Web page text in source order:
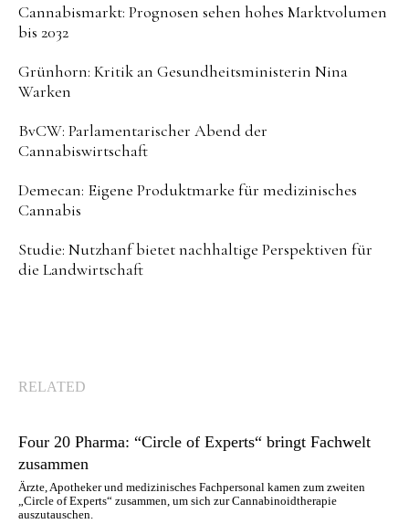
Cannabismarkt: Prognosen sehen hohes Marktvolumen
bis 2032
Grünhorn: Kritik an Gesundheitsministerin Nina
Warken
BvCW: Parlamentarischer Abend der
Cannabiswirtschaft
Demecan: Eigene Produktmarke für medizinisches
Cannabis
Studie: Nutzhanf bietet nachhaltige Perspektiven für
die Landwirtschaft
RELATED
Four 20 Pharma: “Circle of Experts“ bringt Fachwelt
zusammen
Ärzte, Apotheker und medizinisches Fachpersonal kamen zum zweiten
„Circle of Experts“ zusammen, um sich zur Cannabinoidtherapie
auszutauschen.